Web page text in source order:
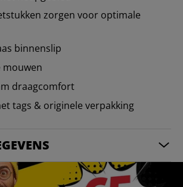
zorgen voor optimale
binnenslip
mouwen
draagcomfort
tags & originele verpakking